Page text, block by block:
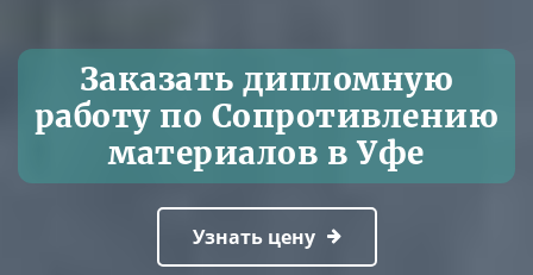
Заказать дипломную
работу по Сопротивлению
материалов в Уфе
Узнать цену